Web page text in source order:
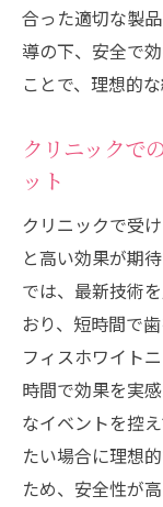
合った適切な製
導の下、安全で
ことで、理想的
クリニックで
ット
クリニックで受
と高い効果が期
では、最新技術
おり、短時間で
フィスホワイト
時間で効果を実
なイベントを控
たい場合に理想
ため、安全性が